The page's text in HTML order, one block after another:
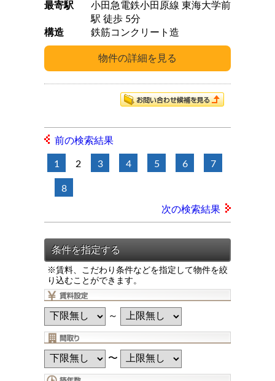
最寄駅
小田急電鉄小田原線 東海大学前
駅 徒歩 5分
構造
鉄筋コンクリート造
前の検索結果
1 2 3 4 5 6 7
8
次の検索結果
※賃料、こだわり条件などを指定して物件を絞
り込むことができます。
～
〜